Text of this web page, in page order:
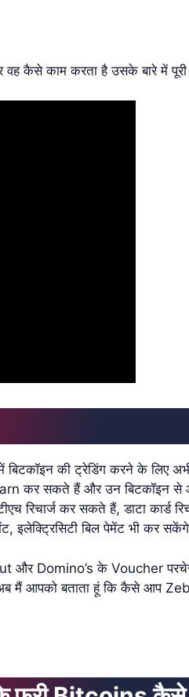
कैसे काम करता है उसके बारे में पूरी
में बिटकॉइन की ट्रेडिंग करने के लिए
earn कर सकते हैं और उन बिटकॉइन
रिचार्ज कर सकते हैं, डाटा कार्ड
इलेक्ट्रिसिटी बिल पेमेंट भी कर
और Domino’s के Voucher
अब मैं आपको बताता हूं कि कैसे आप